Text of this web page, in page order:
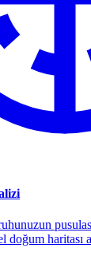
doğum haritası